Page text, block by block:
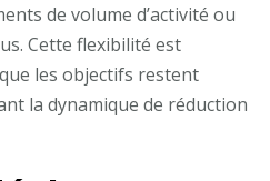
de volume d’activité ou
Cette flexibilité est
les objectifs restent
la dynamique de réduction